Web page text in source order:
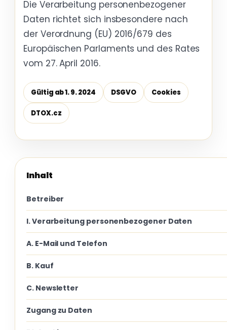
Die Verarbeitung personenbezogener
Daten richtet sich insbesondere nach
der Verordnung (EU) 2016/679 des
Europäischen Parlaments und des Rates
vom 27. April 2016.
Gültig ab 1. 9. 2024 DSGVO Cookies
DTOX.cz
Inhalt
Betreiber
I. Verarbeitung personenbezogener Daten
A. E-Mail und Telefon
B. Kauf
C. Newsletter
Zugang zu Daten